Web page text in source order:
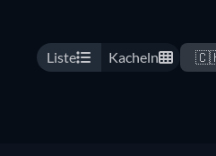
Liste Kacheln